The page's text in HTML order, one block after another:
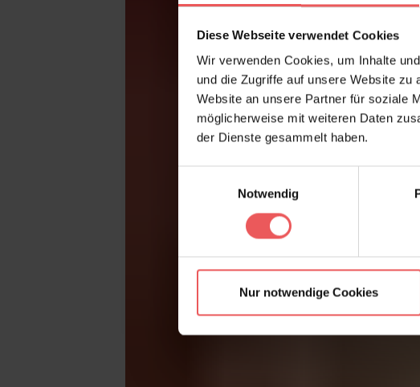
Diese Webseite verwendet Cookies
Wir verwenden Cookies, um Inhalte
und die Zugriffe auf unsere Website
Website an unsere Partner für soziale
möglicherweise mit weiteren Daten
der Dienste gesammelt haben.
Notwendig
Nur notwendige Cookies